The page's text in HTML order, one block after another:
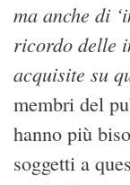
ma anche di
ricordo delle
acquisite su
membri del
hanno più
soggetti a